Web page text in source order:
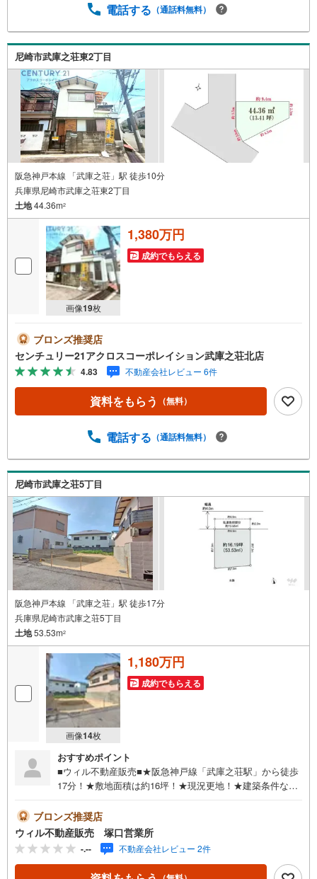
スーパー桜台店・・・約841m万代仁川店・・・約918m十
院・・・約1390m
電話する （通話料無料）
尼崎市武庫之荘東2丁目
阪急神戸本線 「武庫之荘」駅 徒歩10分
兵庫県尼崎市武庫之荘東2丁目
土地44.36m2
画像19枚
1,380万円
成約でもらえる
ブロンズ推奨店
センチュリー21アクロスコーポレイション武庫之荘北店
4.83 不動産会社レビュー 6件
資料をもらう （無料）
電話する （通話料無料）
尼崎市武庫之荘5丁目
阪急神戸本線 「武庫之荘」駅 徒歩17分
兵庫県尼崎市武庫之荘5丁目
土地53.53m2
画像14枚
1,180万円
成約でもらえる
おすすめポイント
■ウィル不動産販売■★阪急神戸線「武庫之荘駅」から徒歩
17分！★敷地面積は約16坪！★現況更地！★建築条件なし
周辺はフラットな地勢！◇南側が水路につき陽当り良好！
◇『武庫東小学校』徒歩5分！◇『武庫東中学校』徒歩12
分！◇『Bakery 点心』徒歩7分！◇『マックスバリュ武庫
元町店』徒歩9分！■弊社の特徴について東証上場「ウィル
不動産販売」阪神間・北摂・名古屋・東京に店舗展開して
ブロンズ推奨店
ウィル不動産販売 塚口営業所
-.-- 不動産会社レビュー 2件